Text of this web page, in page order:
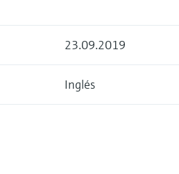
23.09.2019
Inglés